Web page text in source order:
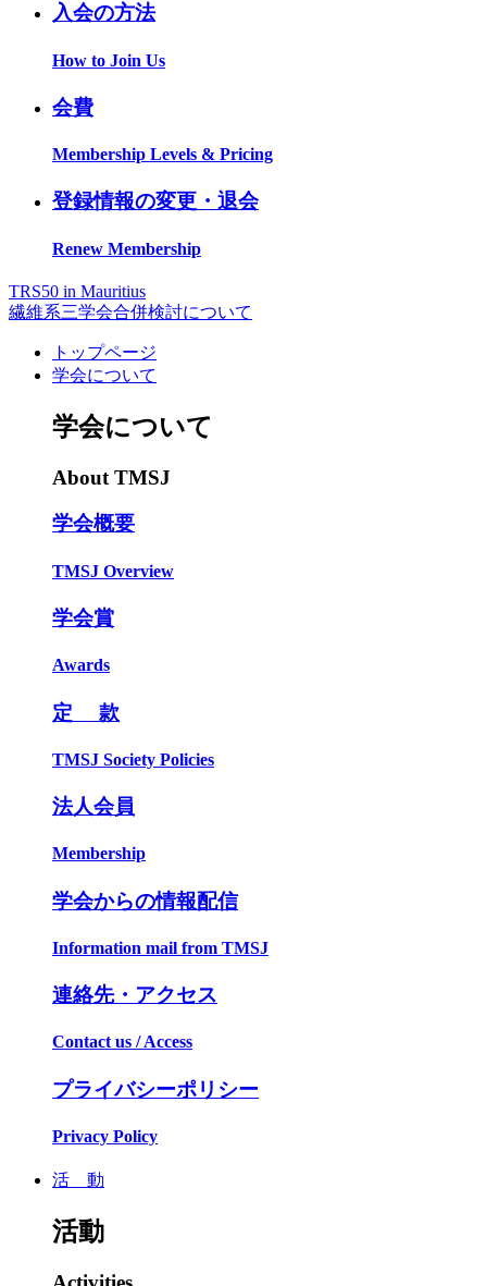
入会の方法
How to Join Us
会費
Membership Levels & Pricing
登録情報の変更・退会
Renew Membership
TRS50 in Mauritius
繊維系三学会合併検討について
トップページ
学会について
学会について
About TMSJ
学会概要
TMSJ Overview
学会賞
Awards
定 款
TMSJ Society Policies
法人会員
Membership
学会からの情報配信
Information mail from TMSJ
連絡先・アクセス
Contact us / Access
プライバシーポリシー
Privacy Policy
活 動
活動